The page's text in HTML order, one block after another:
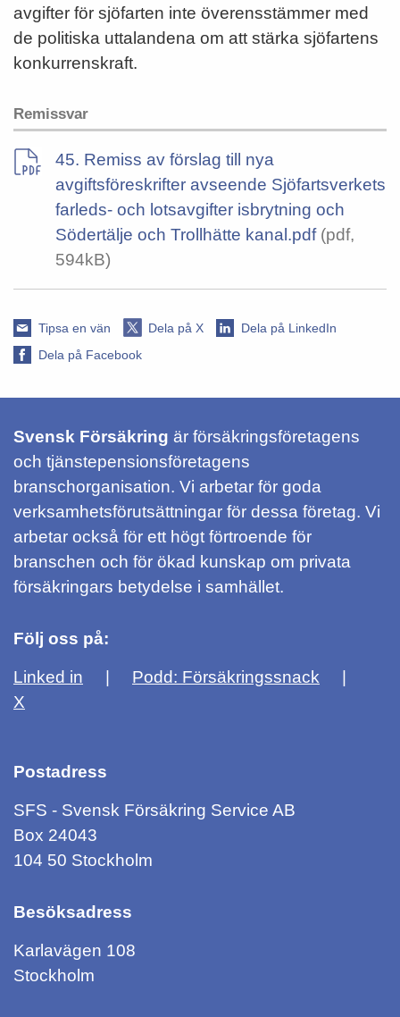
avgifter för sjöfarten inte överensstämmer med
de politiska uttalandena om att stärka sjöfartens
konkurrenskraft.
Remissvar
45. Remiss av förslag till nya
avgiftsföreskrifter avseende Sjöfartsverkets
farleds- och lotsavgifter isbrytning och
Södertälje och Trollhätte kanal.pdf(pdf,
594kB)
Tipsa en vän Dela på X
Dela på LinkedIn
Dela på Facebook
Svensk Försäkring är försäkringsföretagens
och tjänstepensionsföretagens
branschorganisation. Vi arbetar för goda
verksamhetsförutsättningar för dessa företag. Vi
arbetar också för ett högt förtroende för
branschen och för ökad kunskap om privata
försäkringars betydelse i samhället.
Följ oss på:
Linked in
Podd: Försäkringssnack
X
Postadress
SFS - Svensk Försäkring Service AB
Box 24043
104 50 Stockholm
Besöksadress
Karlavägen 108
Stockholm